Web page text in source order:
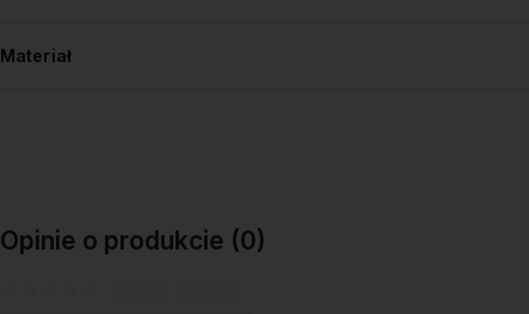
Materiał
Opinie o produkcie (0)